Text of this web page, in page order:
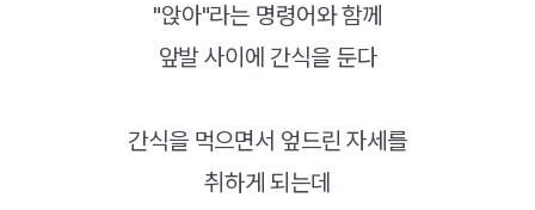
"앉아"라는 명령어와 함께
앞발 사이에 간식을 둔다
간식을 먹으면서 엎드린 자세를
취하게 되는데